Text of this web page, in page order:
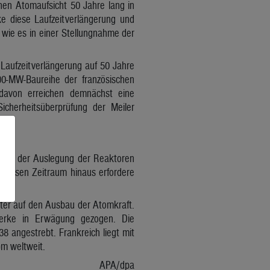
Atomaufsicht 50 Jahre lang in
diese Laufzeitverlängerung und
es in einer Stellungnahme der
auf 50 Jahre
Baureihe der französischen
erreichen demnächst eine
der Meiler
der Auslegung der Reaktoren
Zeitraum hinaus erfordere
auf den Ausbau der Atomkraft.
in Erwägung gezogen. Die
angestrebt. Frankreich liegt mit
weltweit.
APA/dpa